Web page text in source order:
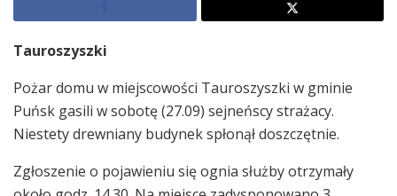
Tauroszyszki
Pożar domu w miejscowości Tauroszyszki w gminie
Puńsk gasili w sobotę (27.09) sejneńscy strażacy.
Niestety drewniany budynek spłonął doszczętnie.
Zgłoszenie o pojawieniu się ognia służby otrzymały